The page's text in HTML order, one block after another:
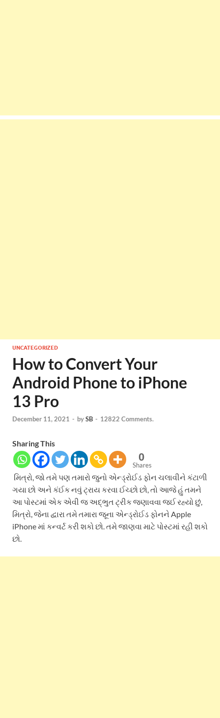
UNCATEGORIZED
How to Convert Your
Android Phone to iPhone
13 Pro
December 11, 2021 - bySB - 12822 Comments.
Sharing This
0
Shares
મિત્રો, જો તમે પણ તમારો જુનો એન્ડ્રોઈડ ફોન ચલાવીને કંટાળી
ગયા છો અને કંઈક નવું ટ્રાય કરવા ઈચ્છો છો, તો આજે હું તમને
આ પોસ્ટમાં એક એવી જ અદ્ભુત ટ્રીક જણાવવા જઈ રહ્યો છું,
મિત્રો, જેના દ્વારા તમે તમારા જૂના એન્ડ્રોઈડ ફોનને Apple
iPhone માં કન્વર્ટ કરી શકો છો. તમે જાણવા માટે પોસ્ટમાં રહી શકો
છો.